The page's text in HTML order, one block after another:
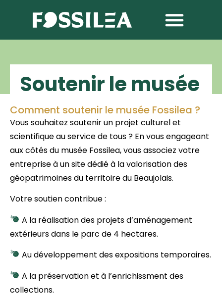
Soutenir le musée
Comment soutenir le musée Fossilea ?
Vous souhaitez soutenir un projet culturel et
scientifique au service de tous ? En vous engageant
aux côtés du musée Fossilea, vous associez votre
entreprise à un site dédié à la valorisation des
géopatrimoines du territoire du Beaujolais.
Votre soutien contribue :
A la réalisation des projets d’aménagement
extérieurs dans le parc de 4 hectares.
Au développement des expositions temporaires.
A la préservation et à l’enrichissment des
collections.